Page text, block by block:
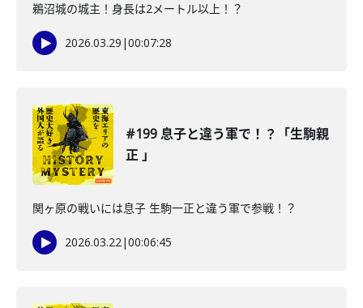
鵜沼城の城主！身長は2メートル以上！？
2026.03.29 |00:07:28
#199 息子と違う軍で！？「生駒親
正 」
関ヶ原の戦いには息子 生駒一正と違う軍で参戦！？
2026.03.22|00:06:45